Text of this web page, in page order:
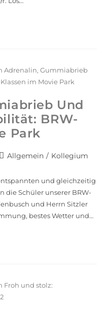
Und
BRW-
Park
Allgemein / Kollegium
und gleichzeitig
die Schüler unserer BRW-
und Herrn Sitzler
bestes Wetter und…